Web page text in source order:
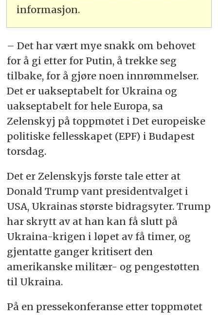
informasjon.
– Det har vært mye snakk om behovet
for å gi etter for Putin, å trekke seg
tilbake, for å gjøre noen innrømmelser.
Det er uakseptabelt for Ukraina og
uakseptabelt for hele Europa, sa
Zelenskyj på toppmøtet i Det europeiske
politiske fellesskapet (EPF) i Budapest
torsdag.
Det er Zelenskyjs første tale etter at
Donald Trump vant presidentvalget i
USA, Ukrainas største bidragsyter. Trump
har skrytt av at han kan få slutt på
Ukraina-krigen i løpet av få timer, og
gjentatte ganger kritisert den
amerikanske militær- og pengestøtten
til Ukraina.
På en pressekonferanse etter toppmøtet